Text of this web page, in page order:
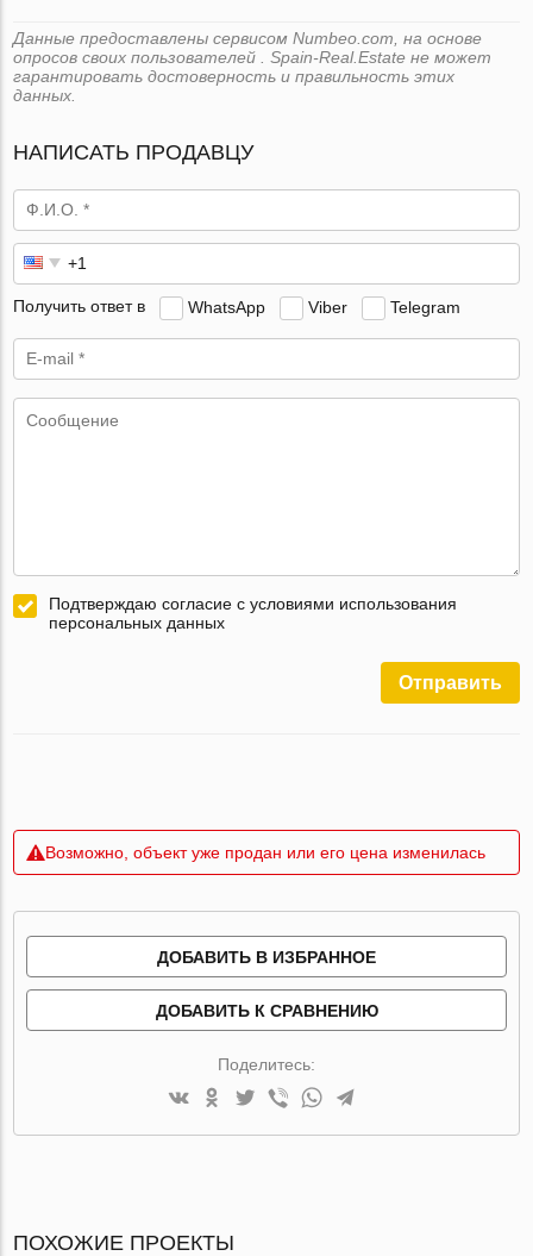
Данные предоставлены сервисом Numbeo.com, на основе
опросов своих пользователей . Spain-Real.Estate не может
гарантировать достоверность и правильность этих
данных.
НАПИСАТЬ ПРОДАВЦУ
Получить ответ в WhatsApp Viber Telegram
Подтверждаю согласие с условиями использования
персональных данных
Отправить
Возможно, объект уже продан или его цена изменилась
ДОБАВИТЬ В ИЗБРАННОЕ
ДОБАВИТЬ К СРАВНЕНИЮ
Поделитесь:
ПОХОЖИЕ ПРОЕКТЫ